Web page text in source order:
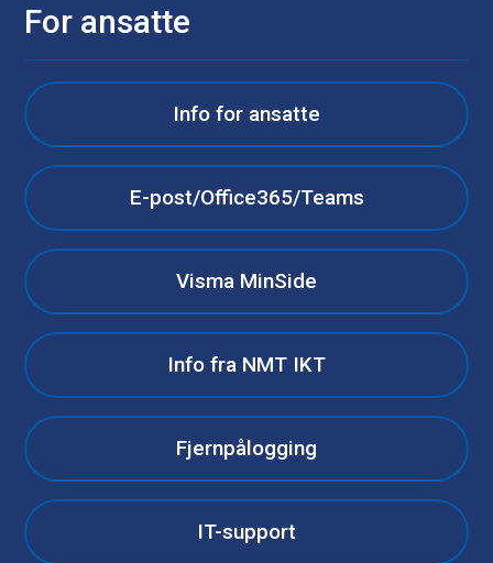
For ansatte
Info for ansatte
E-post/Office365/Teams
Visma MinSide
Info fra NMT IKT
Fjernpålogging
IT-support